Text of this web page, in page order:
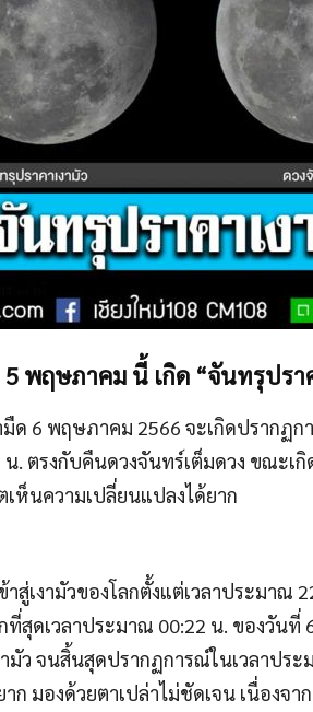
พฤษภาคม นี้ เกิด “จันทรุปรา
ด 6 พฤษภาคม 2566 จะเกิดปรากฏก
. ตรงกับคืนดวงจันทร์เต็มดวง ขณะเ
เห็นความเปลี่ยนแปลงได้ยาก
าสู่เงามัวของโลกตั้งแต่เวลาประมา
กที่สุดเวลาประมาณ 00:22 น. ของวัน
มัว จนสิ้นสุดปรากฏการณ์ในเวลาประ
ก มองด้วยตาเปล่าไม่ชัดเจน เนื่องจา